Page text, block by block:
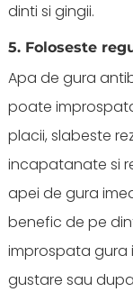
dinti si gingii.
5. Foloseste
Apa de gura
poate
placii, slabeste
incapatanate si
apei de gura
benefic de pe
improspata gura
gustare sau